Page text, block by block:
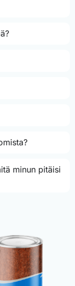
minun pitäisi